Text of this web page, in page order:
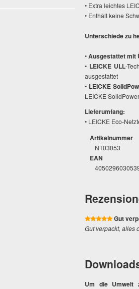
• Extra leichtes
• Enthält keine
Unterschiede zu
•Ausgestattet mit
• LEICKE ULL-
ausgestattet
• LEICKE
LEICKE
Lieferumfang:
• LEICKE Eco-
Artikelnummer
NT03053
EAN
Gut
Gut verpackt, alles
Um die Umwelt